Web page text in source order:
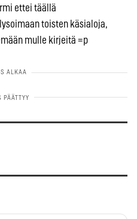
ettei täällä
toisten käsialoja,
mulle kirjeitä =p